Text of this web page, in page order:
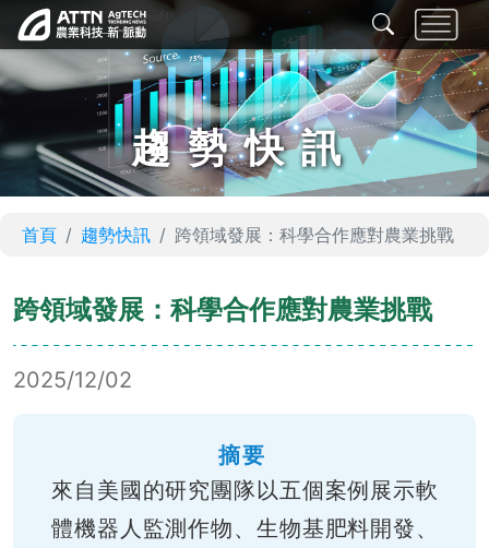
趨勢快訊
首頁 趨勢快訊 跨領域發展：科學合作應對農業挑戰
跨領域發展：科學合作應對農業挑戰
2025/12/02
摘要
來自美國的研究團隊以五個案例展示軟
體機器人監測作物、生物基肥料開發、